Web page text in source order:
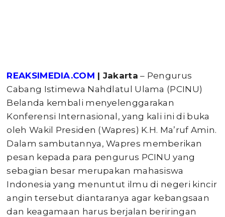
REAKSIMEDIA.COM | Jakarta – Pengurus
Cabang Istimewa Nahdlatul Ulama (PCINU)
Belanda kembali menyelenggarakan
Konferensi Internasional, yang kali ini di buka
oleh Wakil Presiden (Wapres) K.H. Ma’ruf Amin.
Dalam sambutannya, Wapres memberikan
pesan kepada para pengurus PCINU yang
sebagian besar merupakan mahasiswa
Indonesia yang menuntut ilmu di negeri kincir
angin tersebut diantaranya agar kebangsaan
dan keagamaan harus berjalan beriringan